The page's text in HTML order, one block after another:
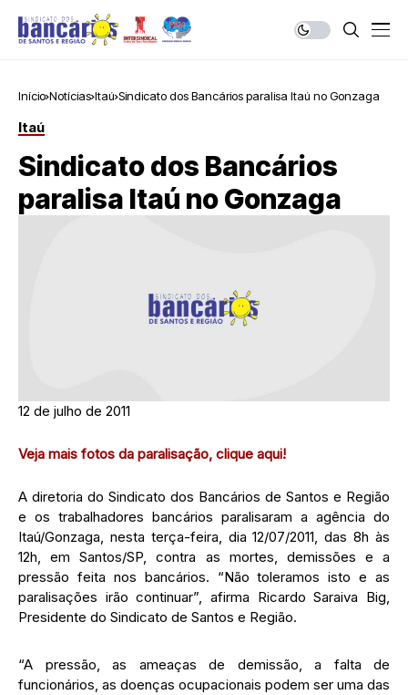
Início Notícias Itaú Sindicato dos Bancários paralisa Itaú no Gonzaga
Itaú
Sindicato dos Bancários
paralisa Itaú no Gonzaga
12 de julho de 2011
Veja mais fotos da paralisação, clique aqui!
A diretoria do Sindicato dos Bancários de Santos e Região
e os trabalhadores bancários paralisaram a agência do
Itaú/Gonzaga, nesta terça-feira, dia 12/07/2011, das 8h às
12h, em Santos/SP, contra as mortes, demissões e a
pressão feita nos bancários. “Não toleramos isto e as
paralisações irão continuar”, afirma Ricardo Saraiva Big,
Presidente do Sindicato de Santos e Região.
“A pressão, as ameaças de demissão, a falta de
funcionários, as doenças ocupacionais podem ser uma das